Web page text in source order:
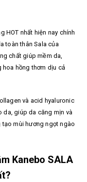
HOT nhất hiện nay chính
toàn thân Sala của
chất giúp mềm da,
hoa hồng thơm dịu cả
và acid hyaluronic
da, giúp da căng mịn và
tạo mùi hương ngọt ngào
Kanebo SALA